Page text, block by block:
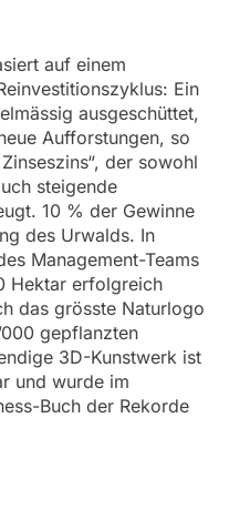
auf einem
Ein
ausgeschüttet,
Aufforstungen, so
der sowohl
steigende
10 % der Gewinne
des Urwalds. In
Management-Teams
Hektar erfolgreich
das grösste Naturlogo
gepflanzten
3D-Kunstwerk ist
und wurde im
Buch der Rekorde